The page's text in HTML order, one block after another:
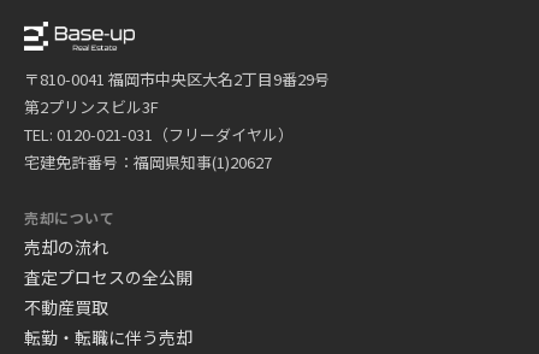
〒810-0041 福岡市中央区大名2丁目9番29号
第2プリンスビル3F
TEL: 0120-021-031（フリーダイヤル）
宅建免許番号：福岡県知事(1)20627
売却について
売却の流れ
査定プロセスの全公開
不動産買取
転勤・転職に伴う売却